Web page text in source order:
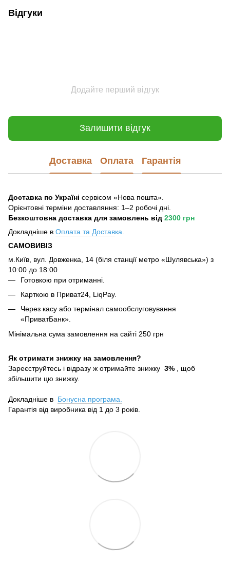
Відгуки
Додайте перший відгук
Залишити відгук
Доставка Оплата Гарантія
Доставка по Україні сервісом «Нова пошта».
Орієнтовні терміни доставляння: 1–2 робочі дні.
Безкоштовна доставка для замовлень від 2300 грн
Докладніше в Оплата та Доставка
САМОВИВІЗ
м.Київ, вул. Довженка, 14 (біля станції метро «Шулявська») з
10:00 до 18:00
Готовкою при отриманні.
Карткою в Приват24, LiqPay.
Через касу або термінал самообслуговування
«ПриватБанк».
Мінімальна сума замовлення на сайті 250 грн
Як отримати знижку на замовлення?
Зареєструйтесь і відразу ж отримайте знижку 3% , щоб
збільшити цю знижку.
Докладніше в Бонусна програма.
Гарантія від виробника від 1 до 3 років.